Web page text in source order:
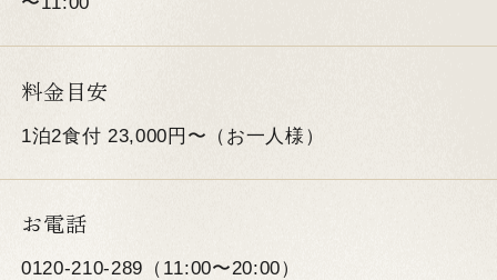
料金目安
1泊2食付 23,000円〜（お一人様）
お電話
0120-210-289（11:00〜20:00）